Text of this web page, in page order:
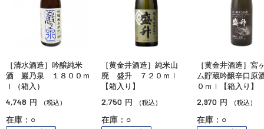
［清水酒造］吟醸純米
酒 巖乃泉 １８００ｍ
ｌ（箱入）
4,748 円 （税込）
在庫：○
［黄金井酒造］純米山
廃 盛升 ７２０ｍｌ
【箱入り】
2,750 円 （税込）
在庫：○
［黄金井酒造］宮
ム貯蔵吟醸辛口原
０ｍｌ【箱入り】
2,970 円 （税込）
在庫：○